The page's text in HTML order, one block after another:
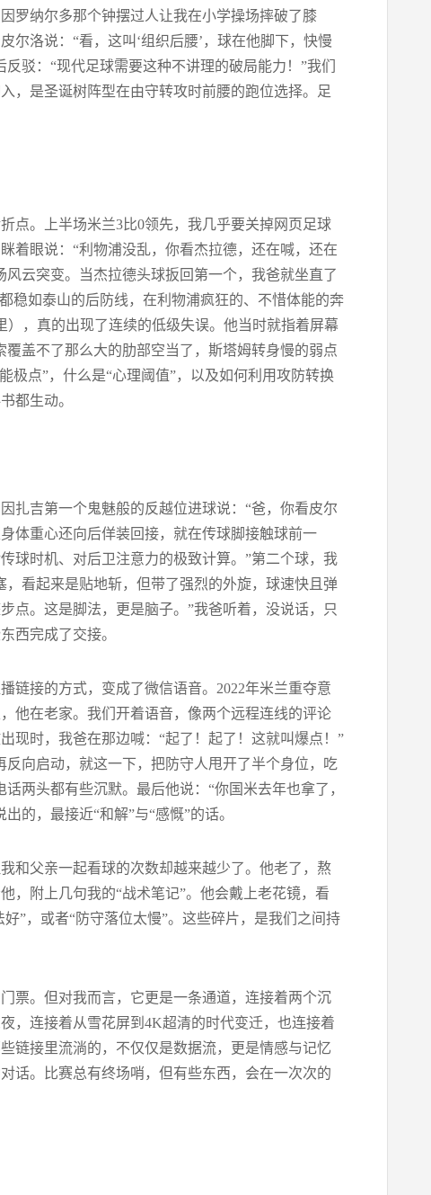
罗纳尔多那个钟摆过人让我在小学操场摔破了膝
尔洛说：“看，这叫‘组织后腰’，球在他脚下，快慢
驳：“现代足球需要这种不讲理的破局能力！”我们
，是圣诞树阵型在由守转攻时前腰的跑位选择。足
点。上半场米兰3比0领先，我几乎要关掉网页足球
着眼说：“利物浦没乱，你看杰拉德，还在喊，还在
云突变。当杰拉德头球扳回第一个，我爸就坐直了
稳如泰山的后防线，在利物浦疯狂的、不惜体能的奔
，真的出现了连续的低级失误。他当时就指着屏幕
盖不了那么大的肋部空当了，斯塔姆转身慢的弱点
极点”，什么是“心理阈值”，以及如何利用攻防转换
都生动。
扎吉第一个鬼魅般的反越位进球说：“爸，你看皮尔
体重心还向后佯装回接，就在传球脚接触球前一
球时机、对后卫注意力的极致计算。”第二个球，我
看起来是贴地斩，但带了强烈的外旋，球速快且弹
点。这是脚法，更是脑子。”我爸听着，没说话，只
西完成了交接。
链接的方式，变成了微信语音。2022年米兰重夺意
他在老家。我们开着语音，像两个远程连线的评论
现时，我爸在那边喊：“起了！起了！这就叫爆点！”
向启动，就这一下，把防守人甩开了半个身位，吃
两头都有些沉默。最后他说：“你国米去年也拿了，
的，最接近“和解”与“感慨”的话。
和父亲一起看球的次数却越来越少了。他老了，熬
，附上几句我的“战术笔记”。他会戴上老花镜，看
”，或者“防守落位太慢”。这些碎片，是我们之间持
票。但对我而言，它更是一条通道，连接着两个沉
，连接着从雪花屏到4K超清的时代变迁，也连接着
链接里流淌的，不仅仅是数据流，更是情感与记忆
话。比赛总有终场哨，但有些东西，会在一次次的